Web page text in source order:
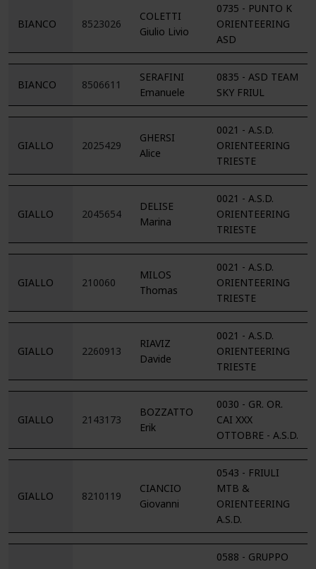
BIANCO 8523026
COLETTI
Giulio Livio
0735 - PUNTO K
ORIENTEERING
ASD
BIANCO 8506611
SERAFINI
Emanuele
0835 - ASD TEAM
SKY FRIUL
GIALLO 2025429
GHERSI
Alice
0021 - A.S.D.
ORIENTEERING
TRIESTE
GIALLO 2045654
DELISE
Marina
0021 - A.S.D.
ORIENTEERING
TRIESTE
GIALLO 210060
MILOS
Thomas
0021 - A.S.D.
ORIENTEERING
TRIESTE
GIALLO 2260913
RIAVIZ
Davide
0021 - A.S.D.
ORIENTEERING
TRIESTE
GIALLO 2143173
BOZZATTO
Erik
0030 - GR. OR.
CAI XXX
OTTOBRE - A.S.D.
GIALLO 8210119
CIANCIO
Giovanni
0543 - FRIULI
MTB &
ORIENTEERING
A.S.D.
0588 - GRUPPO